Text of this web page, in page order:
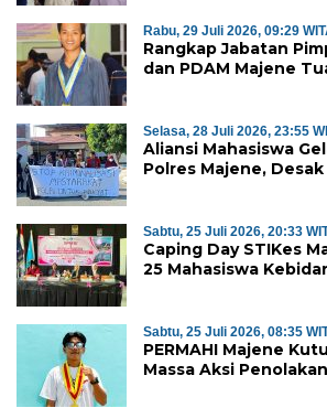
Rabu, 29 Juli 2026, 09:29
Rangkap Jabatan
dan PDAM Majene
Selasa, 28 Juli 2026, 23:55
Aliansi Mahasiswa
Polres Majene,
Sabtu, 25 Juli 2026, 20:33
Caping Day STIKes
25 Mahasiswa
Sabtu, 25 Juli 2026, 08:35
PERMAHI Majene
Massa Aksi